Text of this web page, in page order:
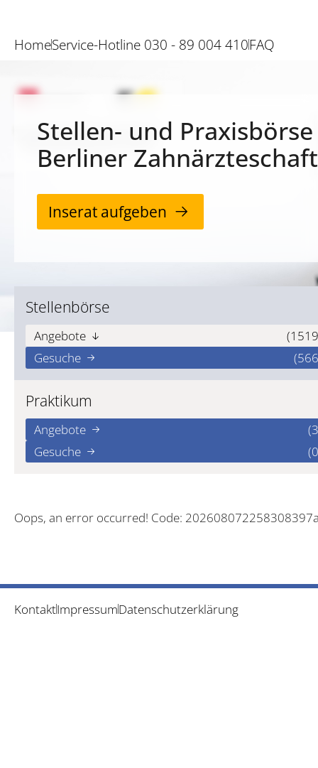
HomeService-Hotline 030 - 89 004 410FAQ
Stellen- und
Berliner Zahnärzteschaft
Inserat aufgeben
Stellenbörse
Angebote
Gesuche
Praktikum
Angebote
Gesuche
Oops, an error occurred! Code:
KontaktImpressumDatenschutzerklärung